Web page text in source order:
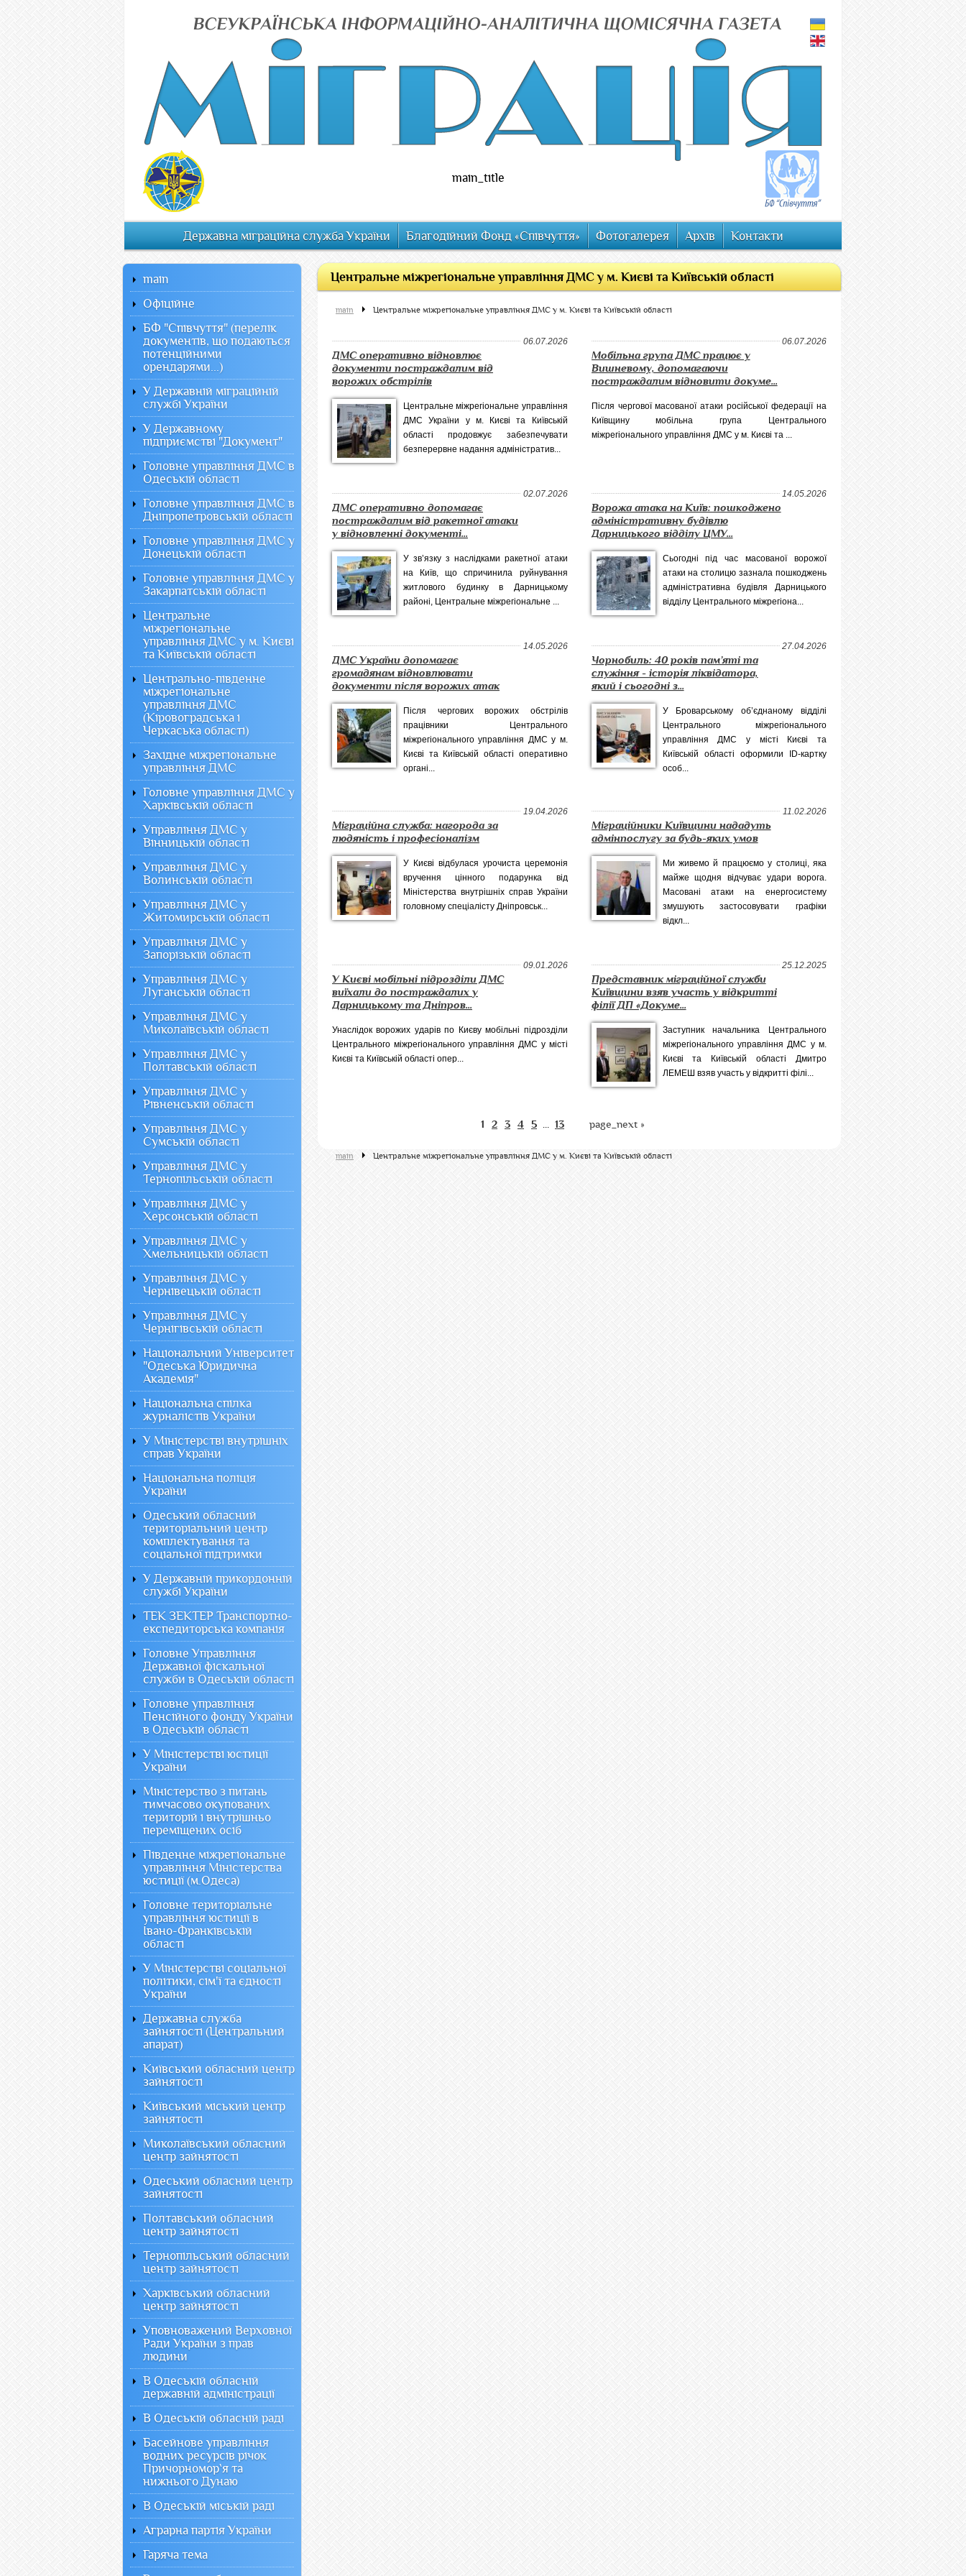
main_title
Державна міграційна служба України Благодійний Фонд «Співчуття» Фотогалерея Архів Контакти
Центральне міжрегіональне управління ДМС у м. Києві та Київській області
main Центральне міжрегіональне управління ДМС у м. Києві та Київській області
06.07.2026
ДМС оперативно відновлює
документи постраждалим від
ворожих обстрілів
Центральне міжрегіональне управління
ДМС України у м. Києві та Київській
області продовжує забезпечувати
безперервне надання адміністратив...
06.07.2026
Мобільна група ДМС працює у
Вишневому, допомагаючи
постраждалим відновити докуме...
Після чергової масованої атаки російської федерації на
Київщину мобільна група Центрального
міжрегіонального управління ДМС у м. Києві та ...
02.07.2026
ДМС оперативно допомагає
постраждалим від ракетної атаки
у відновленні документі...
У зв’язку з наслідками ракетної атаки
на Київ, що спричинила руйнування
житлового будинку в Дарницькому
районі, Центральне міжрегіональне ...
14.05.2026
Ворожа атака на Київ: пошкоджено
адміністративну будівлю
Дарницького відділу ЦМУ...
Сьогодні під час масованої ворожої
атаки на столицю зазнала пошкоджень
адміністративна будівля Дарницького
відділу Центрального міжрегіона...
14.05.2026
ДМС України допомагає
громадянам відновлювати
документи після ворожих атак
Після чергових ворожих обстрілів
працівники Центрального
міжрегіонального управління ДМС у м.
Києві та Київській області оперативно
органі...
27.04.2026
Чорнобиль: 40 років пам’яті та
служіння - історія ліквідатора,
який і сьогодні з...
У Броварському об’єднаному відділі
Центрального міжрегіонального
управління ДМС у місті Києві та
Київській області оформили ID-картку
особ...
19.04.2026
Міграційна служба: нагорода за
людяність і професіоналізм
У Києві відбулася урочиста церемонія
вручення цінного подарунка від
Міністерства внутрішніх справ України
головному спеціалісту Дніпровськ...
11.02.2026
Міграційники Київщини нададуть
адмінпослугу за будь-яких умов
Ми живемо й працюємо у столиці, яка
майже щодня відчуває удари ворога.
Масовані атаки на енергосистему
змушують застосовувати графіки
відкл...
09.01.2026
У Києві мобільні підрозділи ДМС
виїхали до постраждалих у
Дарницькому та Дніпров...
Унаслідок ворожих ударів по Києву мобільні підрозділи
Центрального міжрегіонального управління ДМС у місті
Києві та Київській області опер...
25.12.2025
Представник міграційної служби
Київщини взяв участь у відкритті
філії ДП «Докуме...
Заступник начальника Центрального
міжрегіонального управління ДМС у м.
Києві та Київській області Дмитро
ЛЕМЕШ взяв участь у відкритті філі...
1 2 3 4 5 ... 13 page_next »
main Центральне міжрегіональне управління ДМС у м. Києві та Київській області
main
Офiцiйне
БФ "Співчуття" (перелік
документів, що подаються
потенційними
орендарями...)
У Державній міграційній
службі України
У Державному
підприємстві "Документ"
Головне управління ДМС в
Одеській області
Головне управління ДМС в
Дніпропетровській області
Головне управління ДМС у
Донецькій області
Головне управління ДМС у
Закарпатській області
Центральне
міжрегіональне
управління ДМС у м. Києві
та Київській області
Центрально-південне
міжрегіональне
управління ДМС
(Кіровоградська і
Черкаська області)
Західне міжрегіональне
управління ДМС
Головне управління ДМС у
Харківській області
Управління ДМС у
Вінницькій області
Управління ДМС у
Волинській області
Управління ДМС у
Житомирській області
Управління ДМС у
Запорізькій області
Управління ДМС у
Луганській області
Управління ДМС у
Миколаївській області
Управління ДМС у
Полтавській області
Управління ДМС у
Рівненській області
Управління ДМС у
Сумській області
Управління ДМС у
Тернопільській області
Управління ДМС у
Херсонській області
Управління ДМС у
Хмельницькій області
Управління ДМС у
Чернівецькій області
Управління ДМС у
Чернігівській області
Національний Університет
"Одеська Юридична
Академія"
Національна спілка
журналістів України
У Міністерстві внутрішніх
справ України
Національна поліція
України
Одеський обласний
територіальний центр
комплектування та
соціальної підтримки
У Державній прикордонній
службі України
ТЕК ЗЕКТЕР Транспортно-
експедиторська компанія
Головне Управління
Державної фіскальної
служби в Одеській області
Головне управління
Пенсійного фонду України
в Одеській області
У Міністерстві юстиції
України
Міністерство з питань
тимчасово окупованих
територій і внутрішньо
переміщених осіб
Південне міжрегіональне
управління Міністерства
юстиції (м.Одеса)
Головне територіальне
управління юстиції в
Івано-Франківській
області
У Міністерстві соціальної
політики, сім'ї та єдності
України
Державна служба
зайнятості (Центральний
апарат)
Київський обласний центр
зайнятості
Київський міський центр
зайнятості
Миколаївський обласний
центр зайнятості
Одеський обласний центр
зайнятості
Полтавський обласний
центр зайнятості
Тернопільський обласний
центр зайнятості
Харківський обласний
центр зайнятості
Уповноважений Верховної
Ради України з прав
людини
В Одеській обласній
державній адміністрації
В Одеській обласній раді
Басейнове управління
водних ресурсів річок
Причорномор`я та
нижнього Дунаю
В Одеській міській раді
Аграрна партія України
Гаряча тема